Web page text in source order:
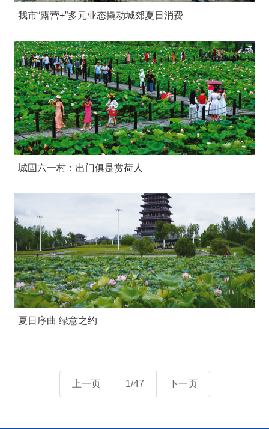
我市“露营+”多元业态撬动城郊夏日消费
城固六一村：出门俱是赏荷人
夏日序曲 绿意之约
上一页 1/47 下一页